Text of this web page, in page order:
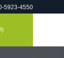
5923-4550